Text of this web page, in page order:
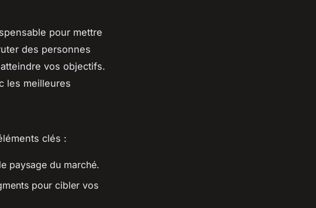
pour mettre
des personnes
vos objectifs.
les meilleures
clés :
paysage du marché.
pour cibler vos